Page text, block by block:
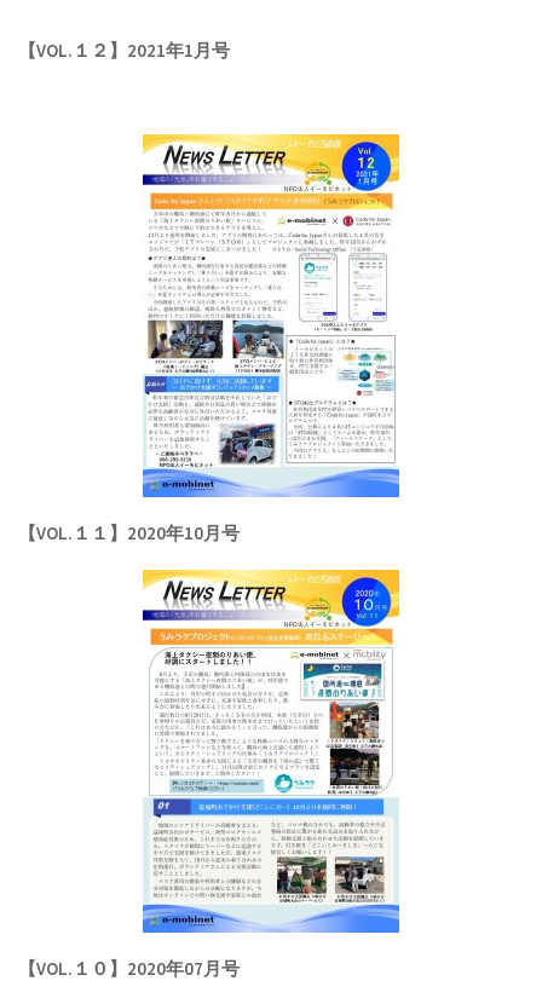
【VOL.１２】2021年1月号
【VOL.１１】2020年10月号
【VOL.１０】2020年07月号